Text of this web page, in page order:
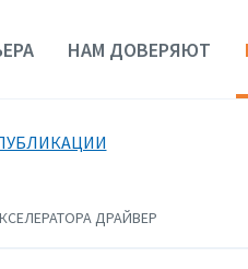
НАМ ДОВЕРЯЮТ
ДРАЙВЕР